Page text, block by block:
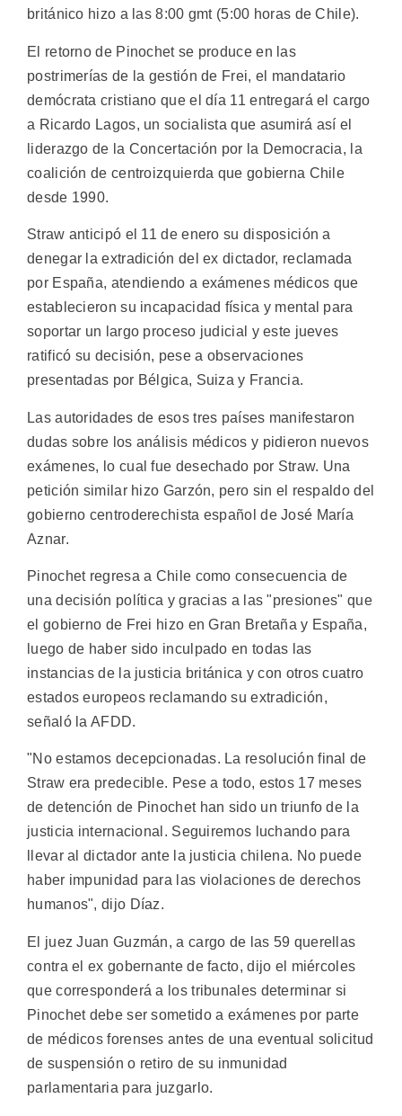
británico hizo a las 8:00 gmt (5:00 horas de Chile).
El retorno de Pinochet se produce en las
postrimerías de la gestión de Frei, el mandatario
demócrata cristiano que el día 11 entregará el cargo
a Ricardo Lagos, un socialista que asumirá así el
liderazgo de la Concertación por la Democracia, la
coalición de centroizquierda que gobierna Chile
desde 1990.
Straw anticipó el 11 de enero su disposición a
denegar la extradición del ex dictador, reclamada
por España, atendiendo a exámenes médicos que
establecieron su incapacidad física y mental para
soportar un largo proceso judicial y este jueves
ratificó su decisión, pese a observaciones
presentadas por Bélgica, Suiza y Francia.
Las autoridades de esos tres países manifestaron
dudas sobre los análisis médicos y pidieron nuevos
exámenes, lo cual fue desechado por Straw. Una
petición similar hizo Garzón, pero sin el respaldo del
gobierno centroderechista español de José María
Aznar.
Pinochet regresa a Chile como consecuencia de
una decisión política y gracias a las "presiones" que
el gobierno de Frei hizo en Gran Bretaña y España,
luego de haber sido inculpado en todas las
instancias de la justicia británica y con otros cuatro
estados europeos reclamando su extradición,
señaló la AFDD.
"No estamos decepcionadas. La resolución final de
Straw era predecible. Pese a todo, estos 17 meses
de detención de Pinochet han sido un triunfo de la
justicia internacional. Seguiremos luchando para
llevar al dictador ante la justicia chilena. No puede
haber impunidad para las violaciones de derechos
humanos", dijo Díaz.
El juez Juan Guzmán, a cargo de las 59 querellas
contra el ex gobernante de facto, dijo el miércoles
que corresponderá a los tribunales determinar si
Pinochet debe ser sometido a exámenes por parte
de médicos forenses antes de una eventual solicitud
de suspensión o retiro de su inmunidad
parlamentaria para juzgarlo.